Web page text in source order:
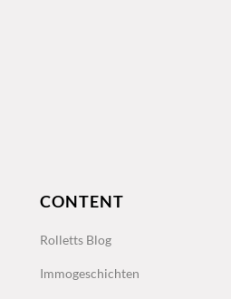
CONTENT
Rolletts Blog
Immogeschichten